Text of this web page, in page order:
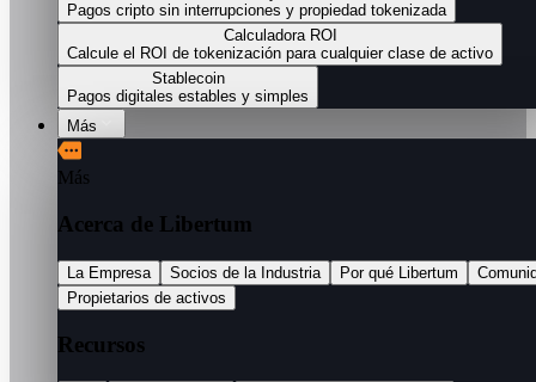
Pagos cripto sin interrupciones y propiedad tokenizada
Calculadora ROI
Calcule el ROI de tokenización para cualquier clase de activo
Stablecoin
Pagos digitales estables y simples
Más
Más
Acerca de Libertum
La Empresa Socios de la Industria Por qué Libertum
Propietarios de activos
Recursos